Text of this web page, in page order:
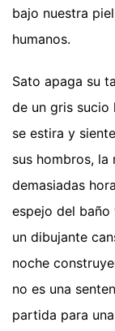
bajo nuestra
humanos.
Sato apaga su
de un gris sucio
se estira y
sus hombros, la
demasiadas
espejo del baño
un dibujante
noche
no es una
partida para